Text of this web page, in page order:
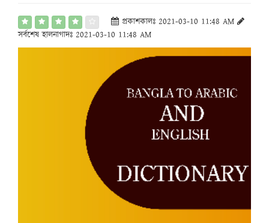
প্রকাশকালঃ 2021-03-10 11:48 AM
সর্বশেষ হালনাগাদঃ 2021-03-10 11:48 AM